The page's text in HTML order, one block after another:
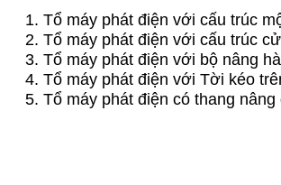
Tổ máy phát điện với cấu trúc
Tổ máy phát điện với cấu trúc
Tổ máy phát điện với bộ nâng
Tổ máy phát điện với Tời kéo
Tổ máy phát điện có thang